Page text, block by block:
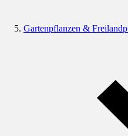
Gartenpflanzen &